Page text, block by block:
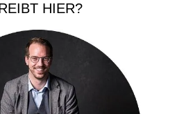
HIER?